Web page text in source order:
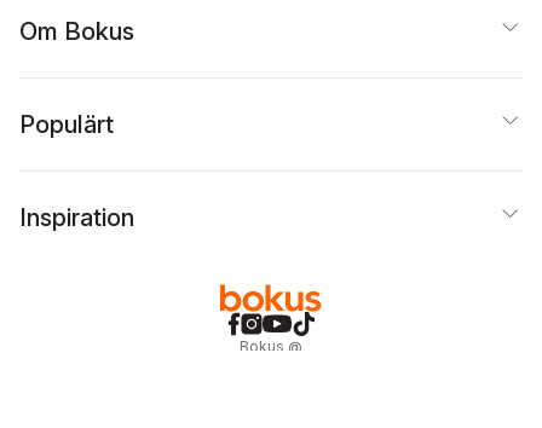
Om Bokus
Populärt
Inspiration
Bokus @